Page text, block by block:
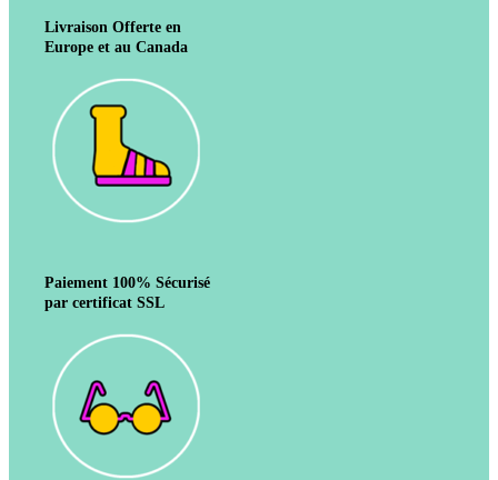
Livraison Offerte en
Europe et au Canada
Paiement 100% Sécurisé
par certificat SSL